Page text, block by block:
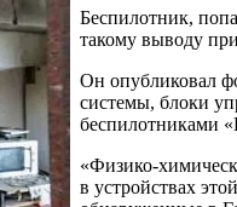
Беспилотник,
такому выводу
Он опубликовал
системы, блоки
беспилотниками
«Физико-
в устройствах